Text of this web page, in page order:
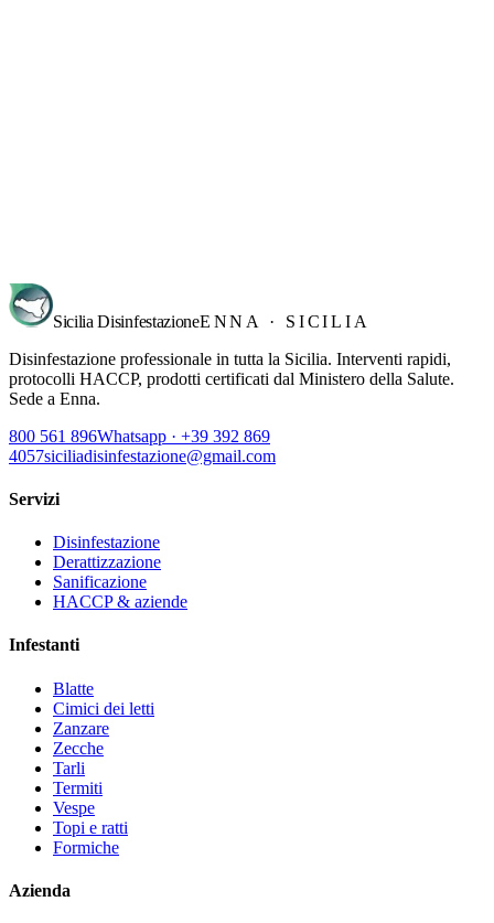
Sicilia DisinfestazioneENNA · SICILIA
Disinfestazione professionale in tutta la Sicilia. Interventi rapidi,
protocolli HACCP, prodotti certificati dal Ministero della Salute.
Sede a Enna.
800 561 896Whatsapp · +39 392 869
4057siciliadisinfestazione@gmail.com
Servizi
Disinfestazione
Derattizzazione
Sanificazione
HACCP & aziende
Infestanti
Blatte
Cimici dei letti
Zanzare
Zecche
Tarli
Termiti
Vespe
Topi e ratti
Formiche
Azienda